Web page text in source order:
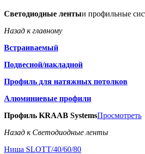
Светодиодные лентыи профильные
Назад к главному
Встраиваемый
Подвесной/накладной
Профиль для натяжных потолков
Алюминиевые профили
Профиль KRAAB SystemsПросмотреть
Назад к Светодиодные ленты
Ниша SLOTT/40/60/80